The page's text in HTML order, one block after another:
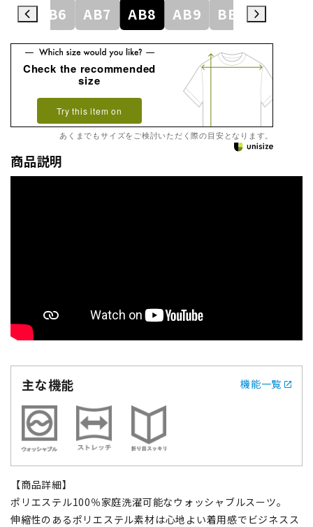
AB6 AB7 AB8 AB9 BE3 BE4
Check the recommended
size
Try this item on
あくまでもサイズをご検討いただく際の目安となります。
商品説明
主な機能 機能一覧
【商品詳細】
ポリエステル100％家庭洗濯可能なウォッシャブルスーツ。
伸縮性のあるポリエステル素材は心地よい着用感でビジネスス